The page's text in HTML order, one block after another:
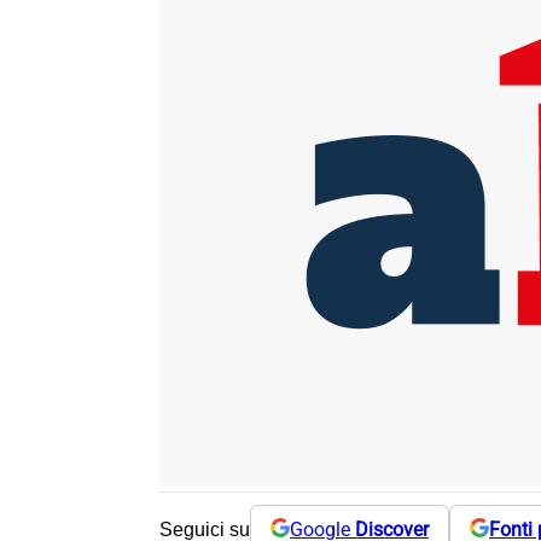
Seguici su Google Discover Fonti